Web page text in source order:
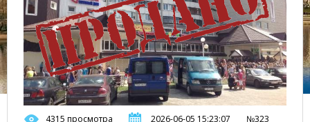
4315 просмотра 2026-06-05 15:23:07 №323